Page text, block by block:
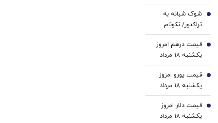
سال تحصیلی جدید
شوک شبانه به
تراکتور/ نکونام
سرمربی جدید شد
3
قیمت درهم امروز
یکشنبه ۱۸ مرداد
۱۴۰۵/ افزایش
قیمت درهم
4
قیمت یورو امروز
یکشنبه ۱۸ مرداد
۱۴۰۵/ افزایش
قیمت یورو
5
قیمت دلار امروز
یکشنبه ۱۸ مرداد
6